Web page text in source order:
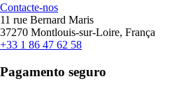
Contacte-nos
11 rue Bernard Maris
37270 Montlouis-sur-Loire, França
+33 1 86 47 62 58
Pagamento seguro